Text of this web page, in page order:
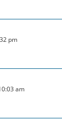
pm
am